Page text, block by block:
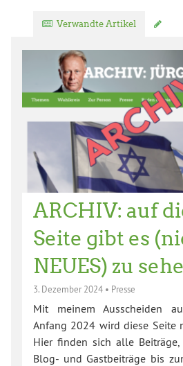
Verwandte Artikel
ARCHIV: auf
Seite gibt es
NEUES) zu
3. Dezember 2024 • Presse
Mit meinem Ausscheiden
Anfang 2024 wird diese Seite
Hier finden sich alle Beiträge,
Blog- und Gastbeiträge bis